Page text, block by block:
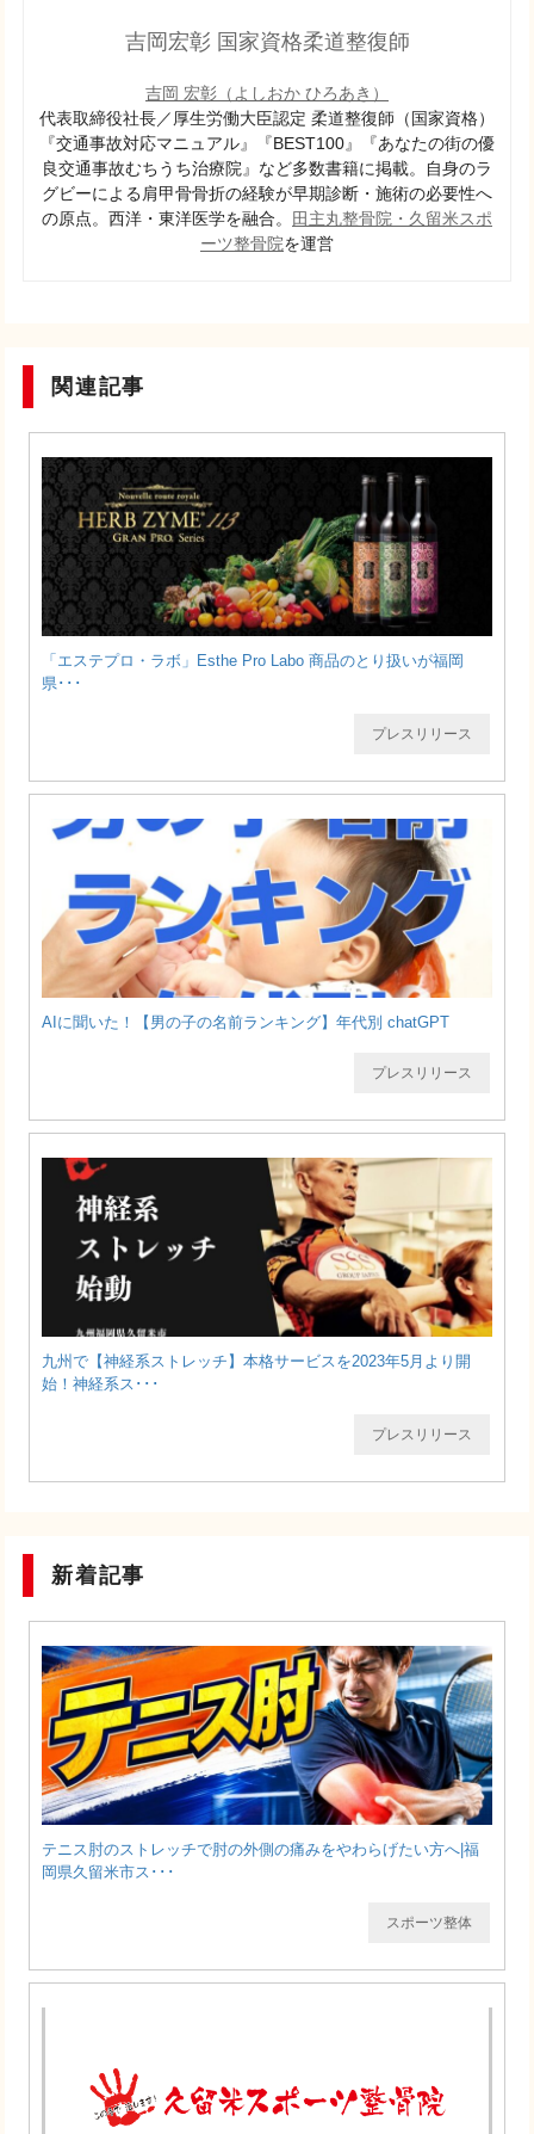
吉岡宏彰 国家資格柔道整復師
吉岡 宏彰（よしおか ひろあき）
代表取締役社長／厚生労働大臣認定 柔道整復師（国家資格）
『交通事故対応マニュアル』『BEST100』『あなたの街の優
良交通事故むちうち治療院』など多数書籍に掲載。自身のラ
グビーによる肩甲骨骨折の経験が早期診断・施術の必要性へ
の原点。西洋・東洋医学を融合。
田主丸整骨院・ 久留米スポ
ーツ整骨院を運営
関連記事
「エステプロ・ラボ」Esthe Pro Labo 商品のとり扱いが福岡
県･･･
プレスリリース
AIに聞いた！【男の子の名前ランキング】年代別 chatGPT
プレスリリース
九州で【神経系ストレッチ】本格サービスを2023年5月より開
始！神経系ス･･･
プレスリリース
新着記事
テニス肘のストレッチで肘の外側の痛みをやわらげたい方へ|福
岡県久留米市ス･･･
スポーツ整体